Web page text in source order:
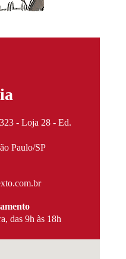
- Loja 28 - Ed.
Paulo/SP
das 9h às 18h